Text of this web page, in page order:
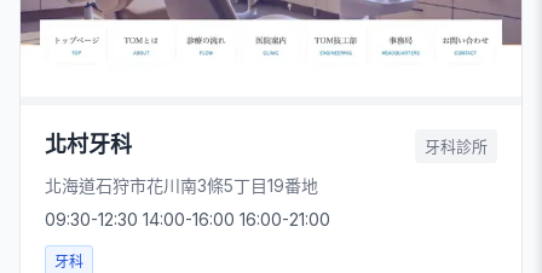
北村牙科 牙科診所
北海道石狩市花川南3條5丁目19番地
09:30-12:30 14:00-16:00 16:00-21:00
牙科